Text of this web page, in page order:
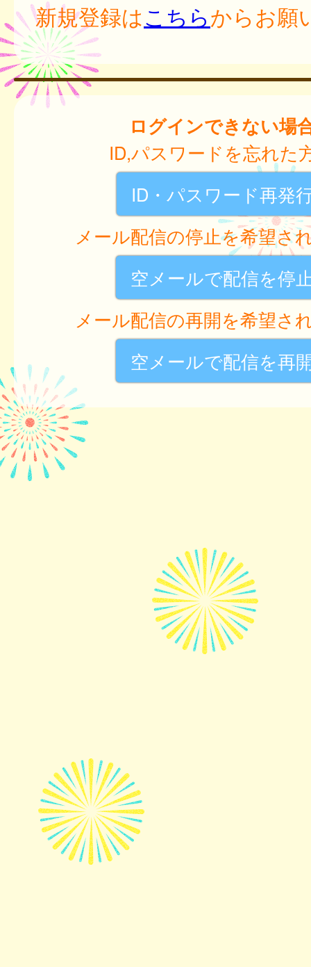
新規登録はこちらからお願
ログインできない場
ID,パスワードを忘れた
ID・パスワード再発
メール配信の停止を希望さ
空メールで配信を停
メール配信の再開を希望さ
空メールで配信を再